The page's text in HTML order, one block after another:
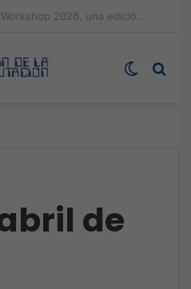
Switch
de